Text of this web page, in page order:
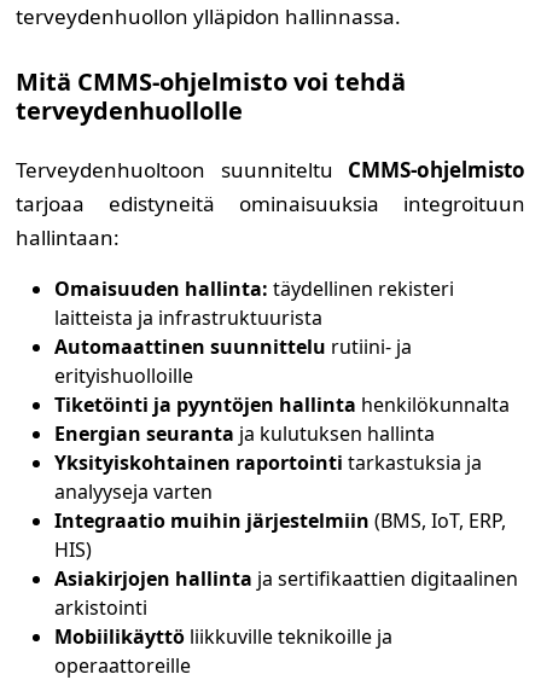
terveydenhuollon ylläpidon hallinnassa.
Mitä CMMS-ohjelmisto voi tehdä
terveydenhuollolle
Terveydenhuoltoon suunniteltu CMMS-ohjelmisto
tarjoaa edistyneitä ominaisuuksia integroituun
hallintaan:
Omaisuuden hallinta: täydellinen rekisteri
laitteista ja infrastruktuurista
Automaattinen suunnittelu rutiini- ja
erityishuolloille
Tiketöinti ja pyyntöjen hallinta henkilökunnalta
Energian seuranta ja kulutuksen hallinta
Yksityiskohtainen raportointi tarkastuksia ja
analyyseja varten
Integraatio muihin järjestelmiin (BMS, IoT, ERP,
HIS)
Asiakirjojen hallinta ja sertifikaattien digitaalinen
arkistointi
Mobiilikäyttö liikkuville teknikoille ja
operaattoreille